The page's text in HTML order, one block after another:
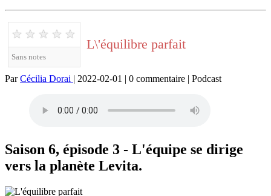
★ ★ ★ ★ ★
Sans notes
L\'équilibre parfait
ParCécilia Dorai | 2022-02-01 | 0 commentaire | Podcast
Saison 6, épisode 3 - L'équipe se dirige
vers la planète Levita.